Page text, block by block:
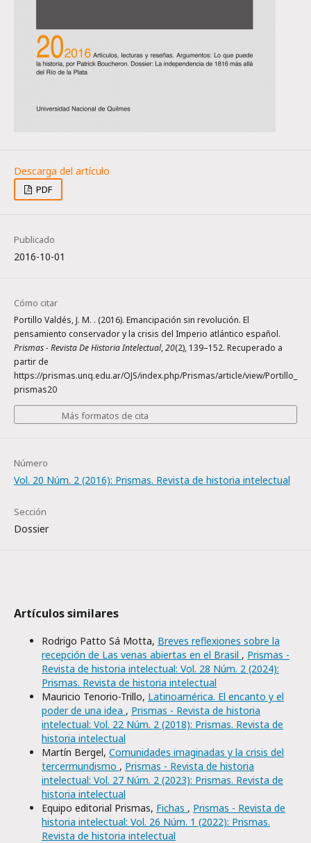
PDF
Publicado
2016-10-01
Cómo citar
Portillo Valdés, J. M. . (2016). Emancipación sin revolución. El
pensamiento conservador y la crisis del Imperio atlántico español.
Prismas - Revista De Historia Intelectual,20(2), 139–152. Recuperado a
partir de
https://prismas.unq.edu.ar/OJS/index.php/Prismas/article/view/Portillo_
prismas20
Más formatos de cita
Número
Vol. 20 Núm. 2 (2016): Prismas. Revista de historia intelectual
Sección
Dossier
Artículos similares
Rodrigo Patto Sá Motta, Breves reflexiones sobre la
recepción de Las venas abiertas en el Brasil , Prismas -
Revista de historia intelectual: Vol. 28 Núm. 2 (2024):
Prismas. Revista de historia intelectual
Mauricio Tenorio-Trillo, Latinoamérica. El encanto y el
poder de una idea , Prismas - Revista de historia
intelectual: Vol. 22 Núm. 2 (2018): Prismas. Revista de
historia intelectual
Martín Bergel, Comunidades imaginadas y la crisis del
tercermundismo , Prismas - Revista de historia
intelectual: Vol. 27 Núm. 2 (2023): Prismas. Revista de
historia intelectual
Equipo editorial Prismas, Fichas , Prismas - Revista de
historia intelectual: Vol. 26 Núm. 1 (2022): Prismas.
Revista de historia intelectual